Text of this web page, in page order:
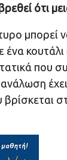
ότι
μπορεί
ένα
που